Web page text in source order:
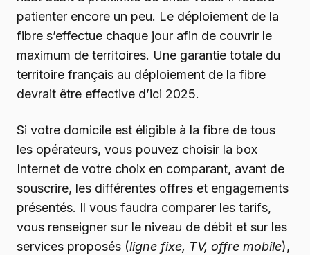
patienter encore un peu. Le déploiement de la
fibre s’effectue chaque jour afin de couvrir le
maximum de territoires. Une garantie totale du
territoire français au déploiement de la fibre
devrait être effective d’ici 2025.
Si votre domicile est éligible à la fibre de tous
les opérateurs, vous pouvez choisir la box
Internet de votre choix en comparant, avant de
souscrire, les différentes offres et engagements
présentés. Il vous faudra comparer les tarifs,
vous renseigner sur le niveau de débit et sur les
services proposés (ligne fixe, TV, offre mobile),